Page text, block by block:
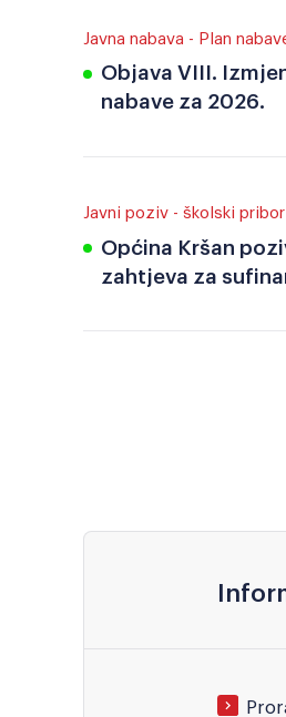
Javna nabava - Plan
Objava VIII.
nabave za 2026.
Javni poziv - školski pribor
Općina Kršan
zahtjeva za
škola